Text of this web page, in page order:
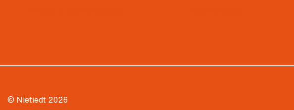
© Nietiedt 2026